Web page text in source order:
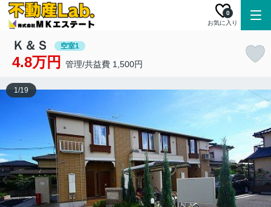
お気に入り
0
Ｋ＆Ｓ 空室1
4.8万円 管理/共益費 1,500円
1/19